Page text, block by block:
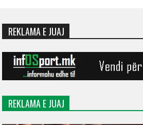
REKLAMA E JUAJ
REKLAMA E JUAJ